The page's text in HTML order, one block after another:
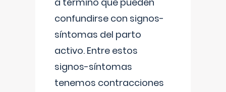
confundirse con signos-
síntomas del parto
activo. Entre estos
signos-síntomas
tenemos contracciones